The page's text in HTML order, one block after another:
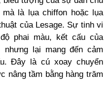
là lụa chiffon hoặc lụa
của Lesage. Sự tinh vi
phai màu, kết cấu của
nhưng lại mang đến cảm
Đây là cú xoay chuyển
nâng tầm bằng hàng trăm